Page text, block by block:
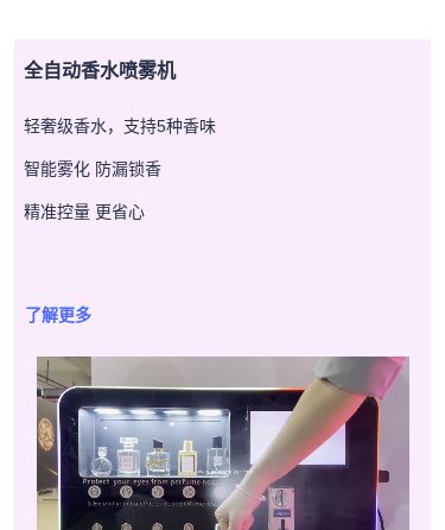
全自动香水喷雾机
轻奢级香水，支持5种香味
智能雾化 防漏锁香
精准控量 更省心
了解更多